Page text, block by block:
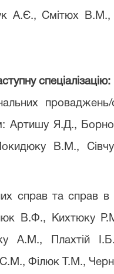
А.Є., Смітюх
спеціалізацію:
Артишу Я.Д.,
В.М.,
справ та справ
В.Ф., Кихтюку
А.М., Плахтій
С.М., Філюк Т.М.,